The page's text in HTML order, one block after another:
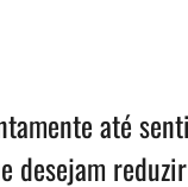
até
desejam